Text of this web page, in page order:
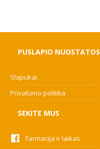
PUSLAPIO NUOSTATOS
Slapukai
Privatumo politika
SEKITE MUS
Farmacija ir laikas